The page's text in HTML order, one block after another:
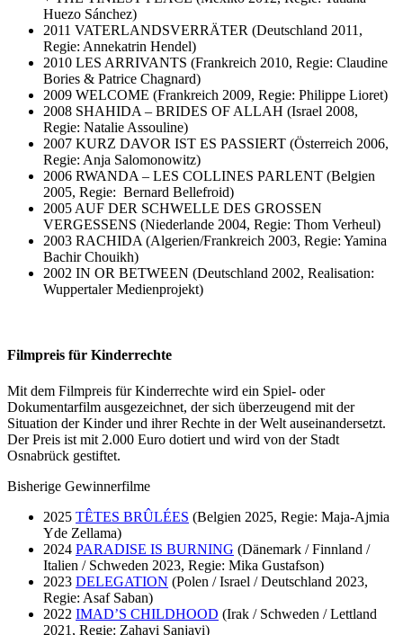
Huezo Sánchez)
2011 VATERLANDSVERRÄTER (Deutschland 2011,
Regie: Annekatrin Hendel)
2010 LES ARRIVANTS (Frankreich 2010, Regie: Claudine
Bories & Patrice Chagnard)
2009 WELCOME (Frankreich 2009, Regie: Philippe Lioret)
2008 SHAHIDA – BRIDES OF ALLAH (Israel 2008,
Regie: Natalie Assouline)
2007 KURZ DAVOR IST ES PASSIERT (Österreich 2006,
Regie: Anja Salomonowitz)
2006 RWANDA – LES COLLINES PARLENT (Belgien
2005, Regie: Bernard Bellefroid)
2005 AUF DER SCHWELLE DES GROSSEN
VERGESSENS (Niederlande 2004, Regie: Thom Verheul)
2003 RACHIDA (Algerien/Frankreich 2003, Regie: Yamina
Bachir Chouikh)
2002 IN OR BETWEEN (Deutschland 2002, Realisation:
Wuppertaler Medienprojekt)
Filmpreis für Kinderrechte
Mit dem Filmpreis für Kinderrechte wird ein Spiel- oder
Dokumentarfilm ausgezeichnet, der sich überzeugend mit der
Situation der Kinder und ihrer Rechte in der Welt auseinandersetzt.
Der Preis ist mit 2.000 Euro dotiert und wird von der Stadt
Osnabrück gestiftet.
Bisherige Gewinnerfilme
2025 TÊTES BRÛLÉES (Belgien 2025, Regie: Maja-Ajmia
Yde Zellama)
2024 PARADISE IS BURNING (Dänemark / Finnland /
Italien / Schweden 2023, Regie: Mika Gustafson)
2023 DELEGATION (Polen / Israel / Deutschland 2023,
Regie: Asaf Saban)
2022 IMAD’S CHILDHOOD (Irak / Schweden / Lettland
2021, Regie: Zahavi Sanjavi)